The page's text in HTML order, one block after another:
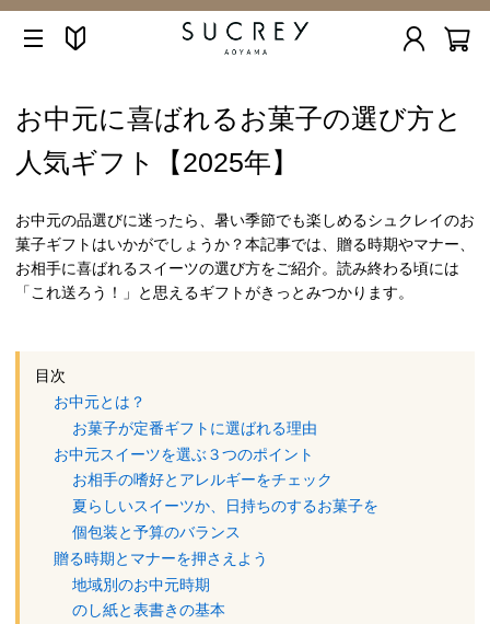
お中元に喜ばれるお菓子の選び方と
人気ギフト【2025年】
お中元の品選びに迷ったら、暑い季節でも楽しめるシュクレイのお
菓子ギフトはいかがでしょうか？本記事では、贈る時期やマナー、
お相手に喜ばれるスイーツの選び方をご紹介。読み終わる頃には
「これ送ろう！」と思えるギフトがきっとみつかります。
目次
お中元とは？
お菓子が定番ギフトに選ばれる理由
お中元スイーツを選ぶ３つのポイント
お相手の嗜好とアレルギーをチェック
夏らしいスイーツか、日持ちのするお菓子を
個包装と予算のバランス
贈る時期とマナーを押さえよう
地域別のお中元時期
のし紙と表書きの基本